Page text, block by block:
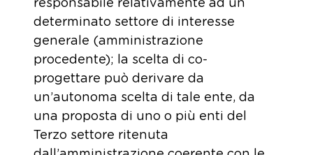
responsabile relativamente ad un
determinato settore di interesse
generale (amministrazione
procedente); la scelta di co-
progettare può derivare da
un’autonoma scelta di tale ente, da
una proposta di uno o più enti del
Terzo settore ritenuta